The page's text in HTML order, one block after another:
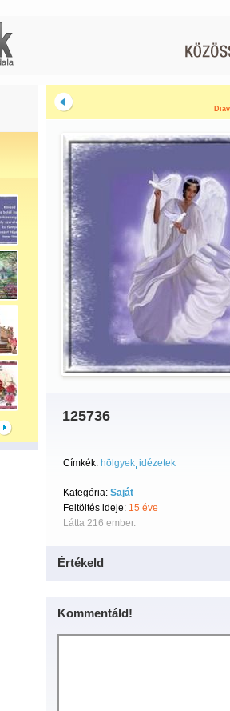
125736
Címkék: hölgyek idézetek
Kategória: Saját
Feltöltés ideje: 15 éve
Látta 216 ember.
Értékeld
Kommentáld!